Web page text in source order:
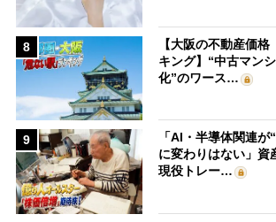
8
【大阪の不動産価
キング】“中古マン
化”のワース…
9
「AI・半導体関連が
に変わりはない」資
現役トレー…